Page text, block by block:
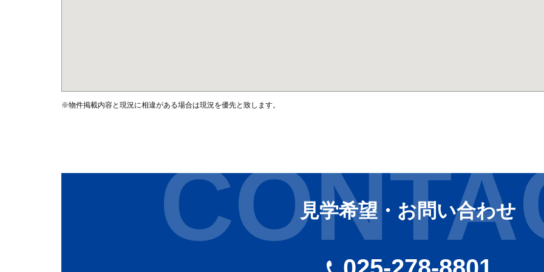
※物件掲載内容と現況に相違がある場合は現況を優先と致します。
見学希望・お問い合わせ